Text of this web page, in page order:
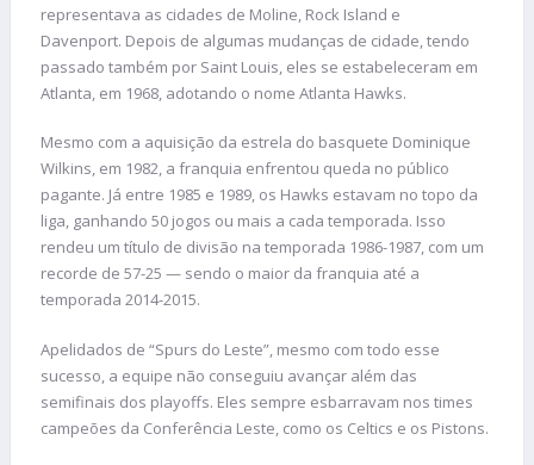
representava as cidades de Moline, Rock Island e
Davenport. Depois de algumas mudanças de cidade, tendo
passado também por Saint Louis, eles se estabeleceram em
Atlanta, em 1968, adotando o nome Atlanta Hawks.
Mesmo com a aquisição da estrela do basquete Dominique
Wilkins, em 1982, a franquia enfrentou queda no público
pagante. Já entre 1985 e 1989, os Hawks estavam no topo da
liga, ganhando 50 jogos ou mais a cada temporada. Isso
rendeu um título de divisão na temporada 1986-1987, com um
recorde de 57-25 — sendo o maior da franquia até a
temporada 2014-2015.
Apelidados de “Spurs do Leste”, mesmo com todo esse
sucesso, a equipe não conseguiu avançar além das
semifinais dos playoffs. Eles sempre esbarravam nos times
campeões da Conferência Leste, como os Celtics e os Pistons.